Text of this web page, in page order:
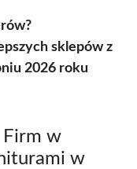
sklepów z
2026 roku
Firm w
w